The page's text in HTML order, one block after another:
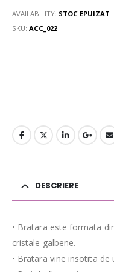
AVAILABILITY: STOC EPUIZAT
SKU: ACC_022
DESCRIERE
• Bratara este formata
cristale galbene.
• Bratara vine insotita de